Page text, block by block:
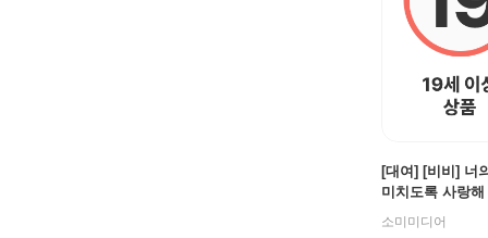
[대여] [비비] 너
미치도록 사랑해
소미미디어